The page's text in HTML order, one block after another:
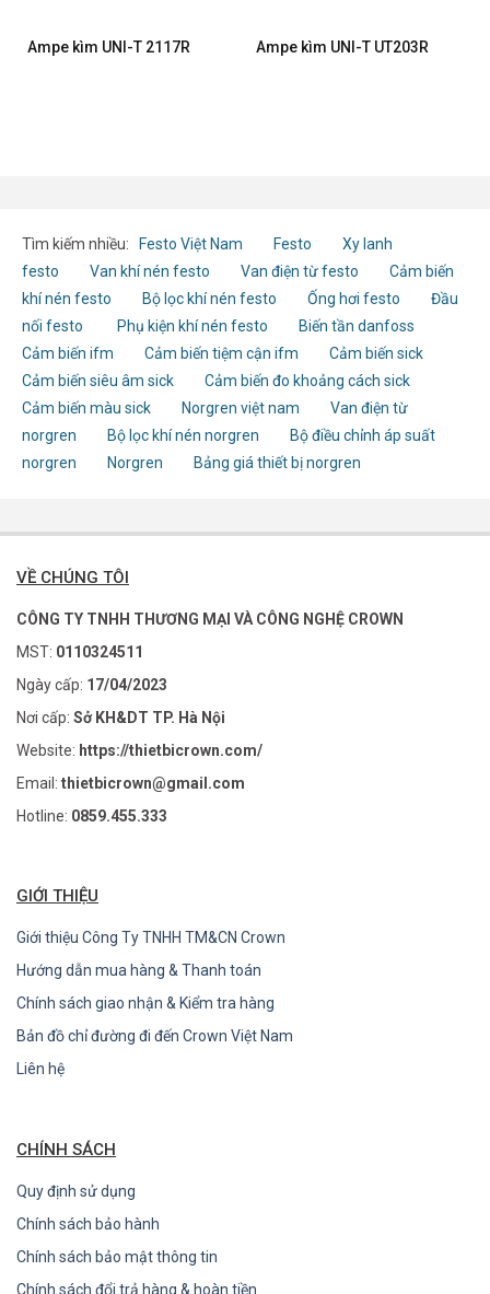
Ampe kìm UNI-T 2117R Ampe kìm UNI-T UT203R
Tìm kiếm nhiều: Festo Việt Nam Festo
Xy lanh
festo
Van khí nén festo Van điện từ festo
Cảm biến
khí nén festo
Bộ lọc khí nén festo Ống hơi festo
Đầu
nối festo
Phụ kiện khí nén festo
Biến tần danfoss
Cảm biến ifm
Cảm biến tiệm cận ifm
Cảm biến sick
Cảm biến siêu âm sick
Cảm biến đo khoảng cách sick
Cảm biến màu sick
Norgren việt nam
Van điện từ
norgren
Bộ lọc khí nén norgren
Bộ điều chỉnh áp suất
norgren
Norgren Bảng giá thiết bị norgren
VỀ CHÚNG TÔI
CÔNG TY TNHH THƯƠNG MẠI VÀ CÔNG NGHỆ CROWN
MST: 0110324511
Ngày cấp: 17/04/2023
Nơi cấp: Sở KH&DT TP. Hà Nội
Website: https://thietbicrown.com/
Email: thietbicrown@gmail.com
Hotline: 0859.455.333
GIỚI THIỆU
Giới thiệu Công Ty TNHH TM&CN Crown
Hướng dẫn mua hàng & Thanh toán
Chính sách giao nhận & Kiểm tra hàng
Bản đồ chỉ đường đi đến Crown Việt Nam
Liên hệ
CHÍNH SÁCH
Quy định sử dụng
Chính sách bảo hành
Chính sách bảo mật thông tin
Chính sách đổi trả hàng & hoàn tiền